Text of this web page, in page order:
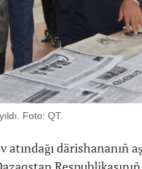
Foto: QT.
därishananıñ